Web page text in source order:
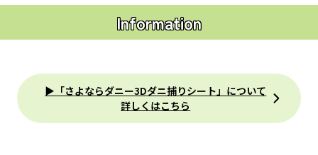
Information
▶「さよならダニー3Dダニ捕りシート」について
詳しくはこちら